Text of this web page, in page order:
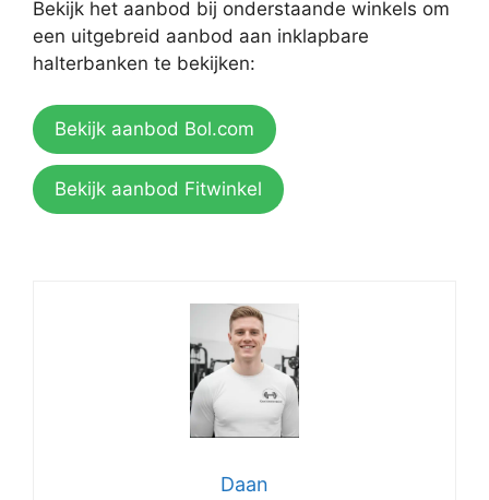
Bekijk het aanbod bij onderstaande winkels om
een uitgebreid aanbod aan inklapbare
halterbanken te bekijken:
Bekijk aanbod Bol.com
Bekijk aanbod Fitwinkel
Daan